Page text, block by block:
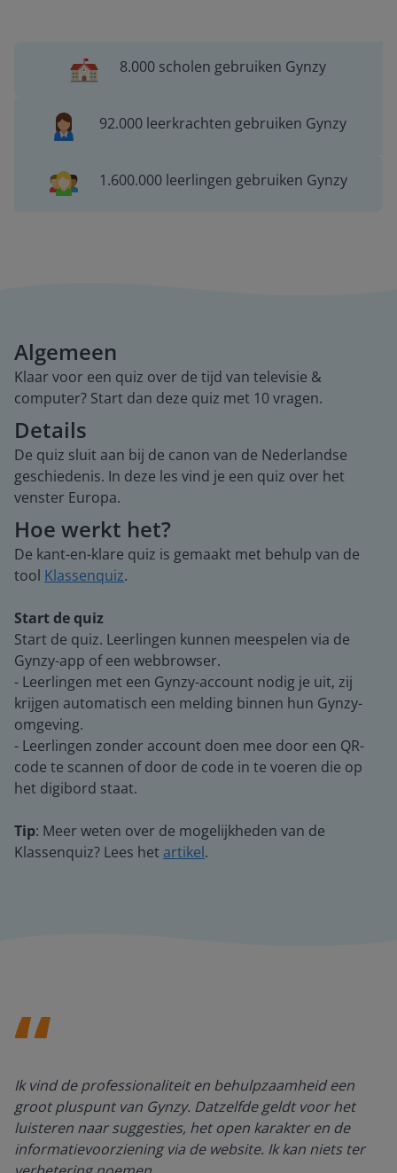
8.000 scholen gebruiken Gynzy
92.000 leerkrachten gebruiken Gynzy
1.600.000 leerlingen gebruiken Gynzy
Algemeen
Klaar voor een quiz over de tijd van televisie &
computer? Start dan deze quiz met 10 vragen.
Details
De quiz sluit aan bij de canon van de Nederlandse
geschiedenis. In deze les vind je een quiz over het
venster Europa.
Hoe werkt het?
De kant-en-klare quiz is gemaakt met behulp van de
tool Klassenquiz.
Start de quiz
Start de quiz. Leerlingen kunnen meespelen via de
Gynzy-app of een webbrowser.
- Leerlingen met een Gynzy-account nodig je uit, zij
krijgen automatisch een melding binnen hun Gynzy-
omgeving.
- Leerlingen zonder account doen mee door een QR-
code te scannen of door de code in te voeren die op
het digibord staat.
Tip: Meer weten over de mogelijkheden van de
Klassenquiz? Lees het artikel.
Ik vind de professionaliteit en behulpzaamheid een
groot pluspunt van Gynzy. Datzelfde geldt voor het
luisteren naar suggesties, het open karakter en de
informatievoorziening via de website. Ik kan niets ter